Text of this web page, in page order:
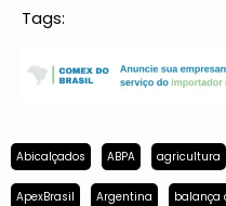
Tags:
Abicalçados ABPA agricultura
ApexBrasil Argentina balança